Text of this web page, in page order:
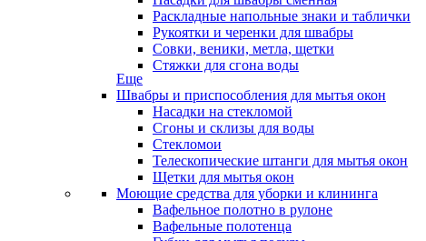
Раскладные напольные знаки и таблички
Рукоятки и черенки для швабры
Совки, веники, метла, щетки
Стяжки для сгона воды
Еще
Швабры и приспособления для мытья окон
Насадки на стекломой
Сгоны и склизы для воды
Стекломои
Телескопические штанги для мытья окон
Щетки для мытья окон
Моющие средства для уборки и клининга
Вафельное полотно в рулоне
Вафельные полотенца